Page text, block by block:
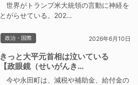
世界がトランプ米大統領の言動に神経を
とがらせている。202…
政治・国際 2026年6月10日
きっと大平元首相は泣いている
【政眼鏡（せいがんき…
今や永田町は、減税や補助金、給付金の